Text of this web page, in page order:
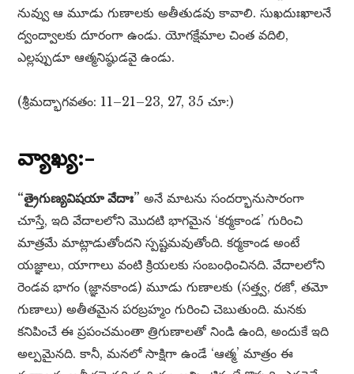
నువ్వు ఆ మూడు గుణాలకు అతీతుడవు కావాలి. సుఖదుఃఖాలనే
ద్వంద్వాలకు దూరంగా ఉండు. యోగక్షేమాల చింత వదిలి,
ఎల్లప్పుడూ ఆత్మనిష్ఠుడవై ఉండు.
(శ్రీమద్భాగవతం: 11–21–23, 27, 35 చూ:)
వ్యాఖ్య:–
“త్రైగుణ్యవిషయా వేదాః” అనే మాటను సందర్భానుసారంగా
చూస్తే, ఇది వేదాలలోని మొదటి భాగమైన ‘కర్మకాండ’ గురించి
మాత్రమే మాట్లాడుతోందని స్పష్టమవుతోంది. కర్మకాండ అంటే
యజ్ఞాలు, యాగాలు వంటి క్రియలకు సంబంధించినది. వేదాలలోని
రెండవ భాగం (జ్ఞానకాండ) మూడు గుణాలకు (సత్త్వ, రజో, తమో
గుణాలు) అతీతమైన పరబ్రహ్మం గురించి చెబుతుంది. మనకు
కనిపించే ఈ ప్రపంచమంతా త్రిగుణాలతో నిండి ఉంది, అందుకే ఇది
అల్పమైనది. కానీ, మనలో సాక్షిగా ఉండే ‘ఆత్మ’ మాత్రం ఈ